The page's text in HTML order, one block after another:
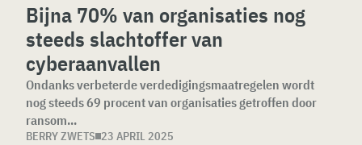
Bijna 70% van organisaties nog
steeds slachtoffer van
cyberaanvallen
Ondanks verbeterde verdedigingsmaatregelen wordt
nog steeds 69 procent van organisaties getroffen door
ransom...
BERRY ZWETS 23 APRIL 2025